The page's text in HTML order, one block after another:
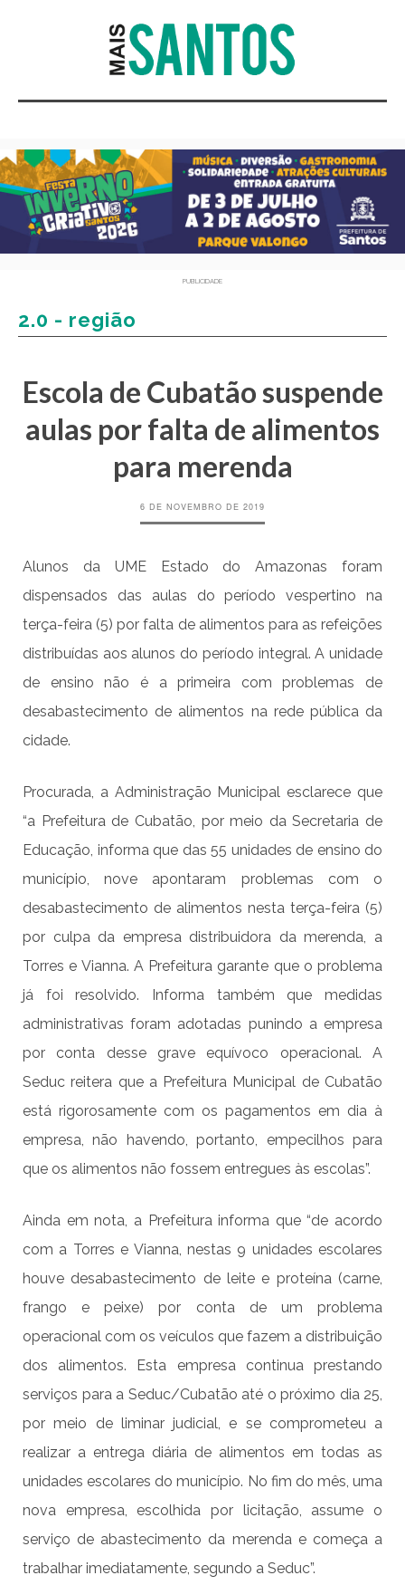
PUBLICIDADE
2.0 - região
Escola de Cubatão suspende
aulas por falta de alimentos
para merenda
6 DE NOVEMBRO DE 2019
Alunos da UME Estado do Amazonas foram
dispensados das aulas do período vespertino na
terça-feira (5) por falta de alimentos para as refeições
distribuídas aos alunos do período integral. A unidade
de ensino não é a primeira com problemas de
desabastecimento de alimentos na rede pública da
cidade.
Procurada, a Administração Municipal esclarece que
“a Prefeitura de Cubatão, por meio da Secretaria de
Educação, informa que das 55 unidades de ensino do
município, nove apontaram problemas com o
desabastecimento de alimentos nesta terça-feira (5)
por culpa da empresa distribuidora da merenda, a
Torres e Vianna. A Prefeitura garante que o problema
já foi resolvido. Informa também que medidas
administrativas foram adotadas punindo a empresa
por conta desse grave equívoco operacional. A
Seduc reitera que a Prefeitura Municipal de Cubatão
está rigorosamente com os pagamentos em dia à
empresa, não havendo, portanto, empecilhos para
que os alimentos não fossem entregues às escolas”.
Ainda em nota, a Prefeitura informa que “de acordo
com a Torres e Vianna, nestas 9 unidades escolares
houve desabastecimento de leite e proteína (carne,
frango e peixe) por conta de um problema
operacional com os veículos que fazem a distribuição
dos alimentos. Esta empresa continua prestando
serviços para a Seduc/Cubatão até o próximo dia 25,
por meio de liminar judicial, e se comprometeu a
realizar a entrega diária de alimentos em todas as
unidades escolares do município. No fim do mês, uma
nova empresa, escolhida por licitação, assume o
serviço de abastecimento da merenda e começa a
trabalhar imediatamente, segundo a Seduc”.